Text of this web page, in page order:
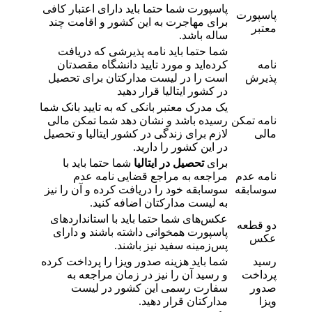
پاسپورت
معتبر
پاسپورت شما حتما باید دارای اعتبار کافی
برای مهاجرت به این کشور و اقامت چند
ساله باشد.
نامه
پذیرش
شما حتما باید نامه پذیرشی که دریافت
کرده‌اید و مورد تایید دانشگاه مقصدتان
است را در لیست مدارکتان برای تحصیل
در کشور ایتالیا قرار دهید
نامه تمکن
مالی
یک مدرک معتبر بانکی که به تایید بانک شما
رسیده باشد و نشان دهد شما تمکن مالی
لازم برای زندگی در کشور ایتالیا و تحصیل
در این کشور را دارید.
نامه عدم
سوسابقه
برایتحصیل در ایتالیا شما حتما باید با
مراجعه به مراجع قضایی نامه عدم
سوسابقه خود را دریافت کرده و آن را نیز
به لیست مدارکتان اضافه کنید.
دو قطعه
عکس
عکس‌های شما حتما باید با استانداردهای
پاسپورت همخوانی داشته باشند و دارای
پس‌زمینه سفید نیز باشند.
رسید
پرداخت
صدور
ویزا
شما باید هزینه صدور ویزا را پرداخت کرده
و رسید آن را نیز در زمان مراجعه به
سفارت رسمی این کشور در لیست
مدارکتان قرار دهید.